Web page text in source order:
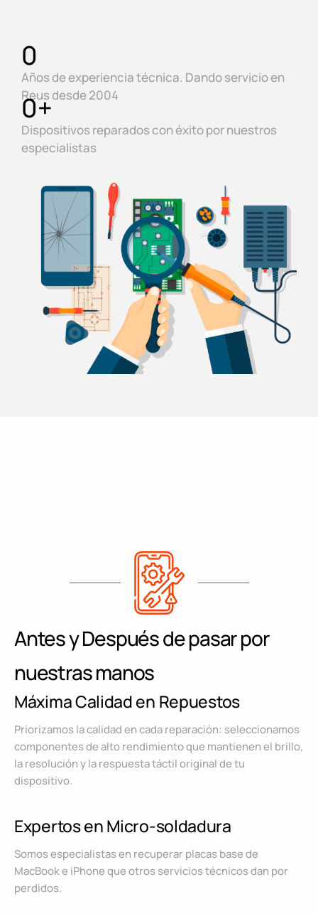
Años de experiencia técnica. Dando servicio en
Reus desde 2004
0
Dispositivos reparados con éxito por nuestros
especialistas
0+
Antes y Después de pasar por
nuestras manos
Máxima Calidad en Repuestos
Priorizamos la calidad en cada reparación: seleccionamos
componentes de alto rendimiento que mantienen el brillo,
la resolución y la respuesta táctil original de tu
dispositivo.
Expertos en Micro-soldadura
Somos especialistas en recuperar placas base de
MacBook e iPhone que otros servicios técnicos dan por
perdidos.